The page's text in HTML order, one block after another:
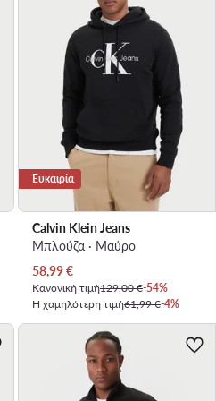
Ευκαιρία
Calvin Klein Jeans
Μπλούζα · Μαύρο
Τρέχουσα τιμή
58,99€
Κανονική τιμή129,00 €-54%
Η χαμηλότερη τιμή61,99 €-4%